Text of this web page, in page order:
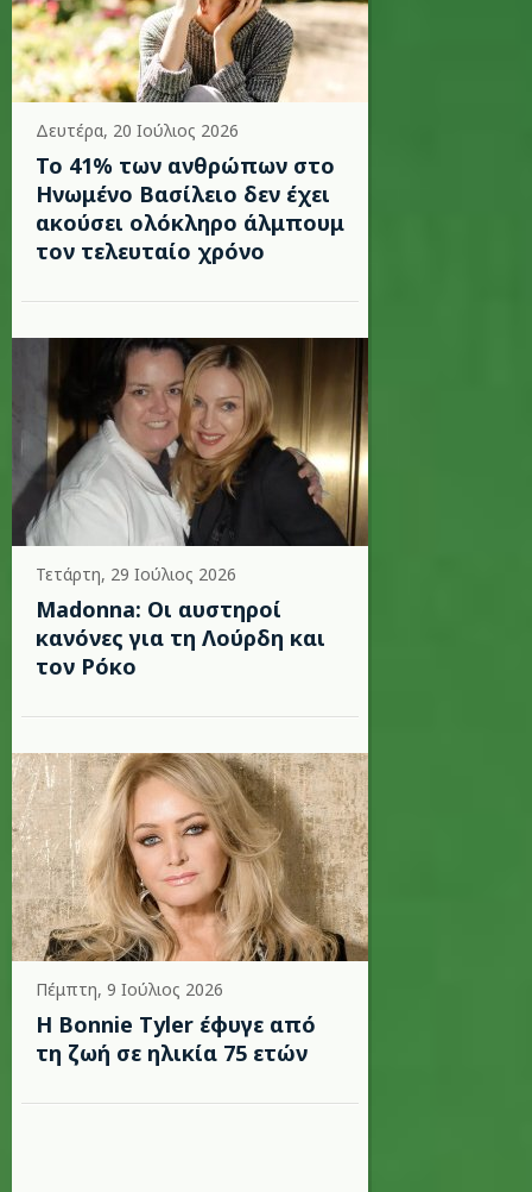
Δευτέρα, 20 Ιούλιος 2026
Το 41% των ανθρώπων στο
Ηνωμένο Βασίλειο δεν έχει
ακούσει ολόκληρο άλμπουμ
τον τελευταίο χρόνο
Τετάρτη, 29 Ιούλιος 2026
Madonna: Οι αυστηροί
κανόνες για τη Λούρδη και
τον Ρόκο
Πέμπτη, 9 Ιούλιος 2026
Η Bonnie Tyler έφυγε από
τη ζωή σε ηλικία 75 ετών